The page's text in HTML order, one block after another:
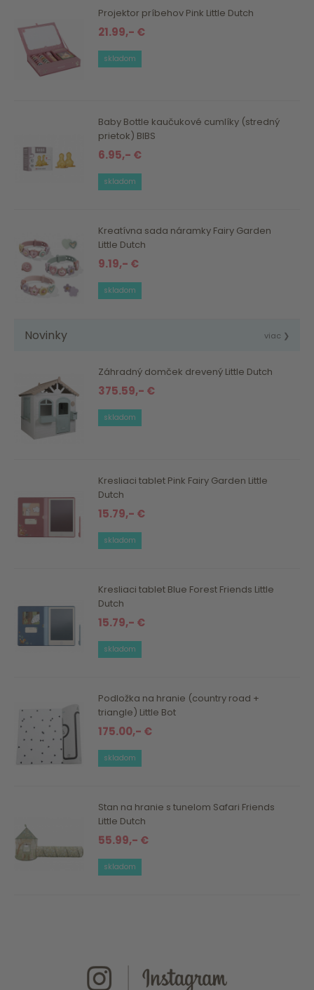
Projektor príbehov Pink Little Dutch
21.99,- €
skladom
Baby Bottle kaučukové cumlíky (stredný
prietok) BIBS
6.95,- €
skladom
Kreatívna sada náramky Fairy Garden
Little Dutch
9.19,- €
skladom
Novinky viac ❯
Záhradný domček drevený Little Dutch
375.59,- €
skladom
Kresliaci tablet Pink Fairy Garden Little
Dutch
15.79,- €
skladom
Kresliaci tablet Blue Forest Friends Little
Dutch
15.79,- €
skladom
Podložka na hranie (country road +
triangle) Little Bot
175.00,- €
skladom
Stan na hranie s tunelom Safari Friends
Little Dutch
55.99,- €
skladom